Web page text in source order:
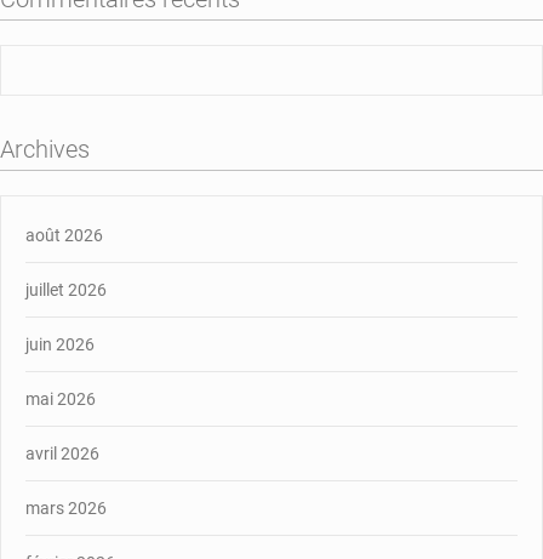
Archives
août 2026
juillet 2026
juin 2026
mai 2026
avril 2026
mars 2026